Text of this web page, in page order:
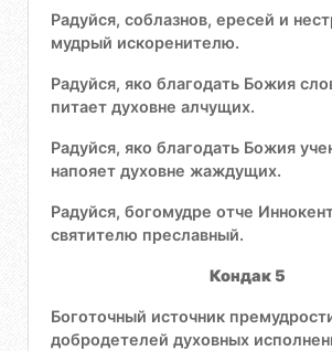
Радуйся, соблазнов, ересей и
мудрый искоренителю.
Радуйся, яко благодать Божия
питает духовне алчущих.
Радуйся, яко благодать Божия
напояет духовне жаждущих.
Радуйся, богомудре отче
святителю преславный.
Кондак 5
Боготочный источник
добродетелей духовных